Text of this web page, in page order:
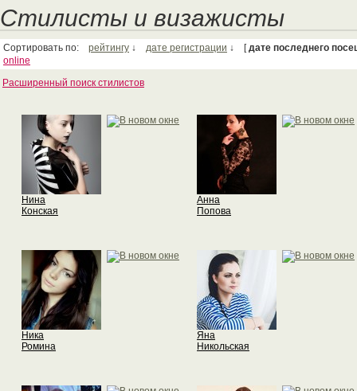
Стилисты и визажисты
Сортировать по: рейтингу ↓ дате регистрации ↓ [дате последнего
online
Расширенный поиск стилистов
Нина
Конская
Анна
Попова
Ника
Ромина
Яна
Никольская